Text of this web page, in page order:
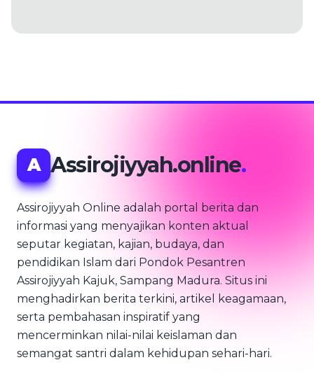
A Assirojiyyah.online.
Assirojiyyah Online adalah portal berita dan
informasi yang menyajikan konten aktual
seputar kegiatan, kajian, budaya, dan
pendidikan Islam dari Pondok Pesantren
Assirojiyyah Kajuk, Sampang Madura. Situs ini
menghadirkan berita terkini, artikel keagamaan,
serta pembahasan inspiratif yang
mencerminkan nilai-nilai keislaman dan
semangat santri dalam kehidupan sehari-hari.